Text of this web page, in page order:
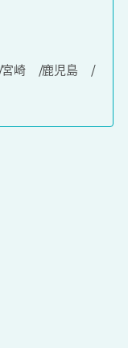
宮崎
鹿児島